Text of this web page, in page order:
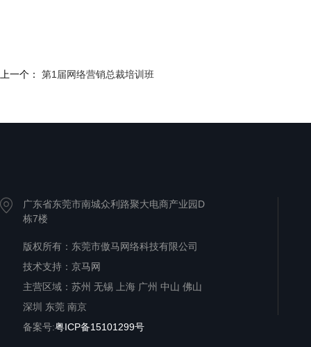
上一个： 第1届网络营销总裁培训班
广东省东莞市南城众利路聚大电商产业园D
栋7楼
版权所有：东莞市傲马网络科技有限公司
技术支持： 京马网
主营区域：苏州 无锡 上海 广州 中山 佛山
深圳 东莞 南京
备案号:粤ICP备15101299号